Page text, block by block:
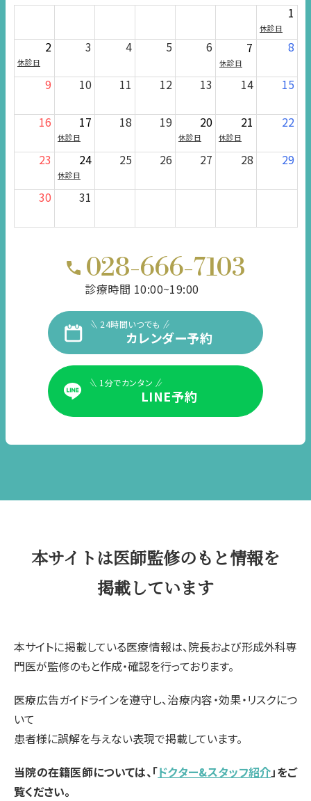
1
休診日
2
休診日
3 4 5 6 7
休診日
8
9 10 11 12 13 14 15
16 17
休診日
18 19 20
休診日
21
休診日
22
23 24
休診日
25 26 27 28 29
30 31
028-666-7103
診療時間 10:00~19:00
24時間いつでも
カレンダー予約
1分でカンタン
LINE予約
本サイトは医師監修のもと情報を
掲載しています
本サイトに掲載している医療情報は、院長および形成外科専
門医が監修のもと作成・確認を行っております。
医療広告ガイドラインを遵守し、治療内容・効果・リスクにつ
いて
患者様に誤解を与えない表現で掲載しています。
当院の在籍医師については、「ドクター&スタッフ紹介」をご
覧ください。